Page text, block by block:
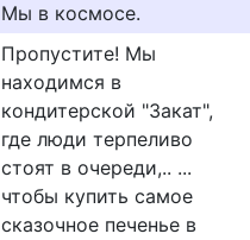
Мы в космосе.
Пропустите! Мы
находимся в
кондитерской "Закат",
где люди терпеливо
стоят в очереди,.. ...
чтобы купить самое
сказочное печенье в